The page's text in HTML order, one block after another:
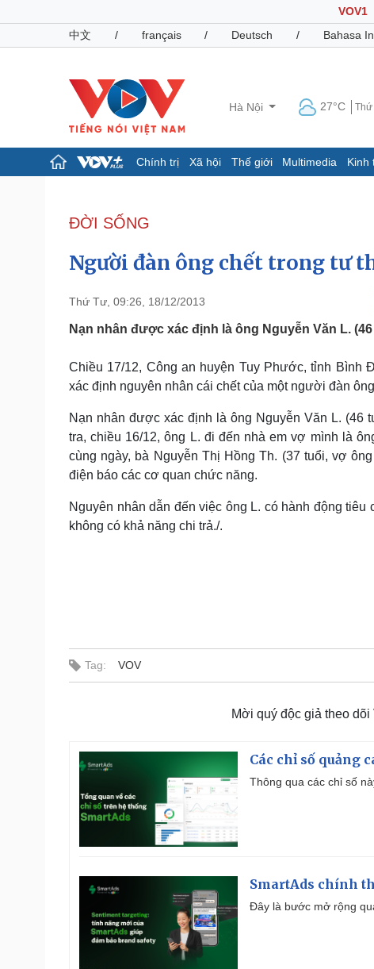
VOV1
中文
/ français / Deutsch / Bahasa
Hà Nội 27°C Thứ
Chính trị Xã hội Thế giới Multimedia Kinh
Đảng
Tổ chức nhân sự
Nhận diện sự thật
Giáo dục
Dấu ấn VOV
Pháp luật
Tin nóng
Tư vấn luật
Quân sự - Quốc phòng
Việt Nam
Phân tích
Sức khỏe
Dinh dưỡng - món ngon
Cây thuốc
Nhi khoa
Nam khoa
Đời sống
Nhà đẹp
Blog
ĐỜI SỐNG
Người đàn ông chết trong tư
Thứ Tư, 09:26, 18/12/2013
Nạn nhân được xác định là ông Nguyễn Văn L.
Chiều 17/12, Công an huyện Tuy Phước, tỉnh Bình
xác định nguyên nhân cái chết của một người đàn
Nạn nhân được xác định là ông Nguyễn Văn L. (46
tra, chiều 16/12, ông L. đi đến nhà em vợ mình là
cùng ngày, bà Nguyễn Thị Hồng Th. (37 tuổi, vợ
điện báo các cơ quan chức năng.
Nguyên nhân dẫn đến việc ông L. có hành động
không có khả năng chi trả./.
Tag: VOV
Mời quý độc giả theo dõi
Các chỉ số quảng
Thông qua các chỉ số
SmartAds chính
Đây là bước mở rộng